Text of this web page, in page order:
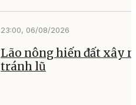
23:00, 06/08/2026
Lão nông hiến đất xây
tránh lũ